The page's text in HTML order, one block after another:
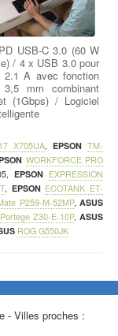
USB-C 3.0 (60 W
/ 4 x USB 3.0 pour
A avec fonction
mm combinant
(1Gbps) / Logiciel
17 X705UA, EPSON TM-
WORKFORCE PRO
, EPSON EXPRESSION
, EPSON ECOTANK ET-
P259-M-52MP,ASUS
Portege Z30-E-10P, ASUS
ROG G550JK
- Villes proches :